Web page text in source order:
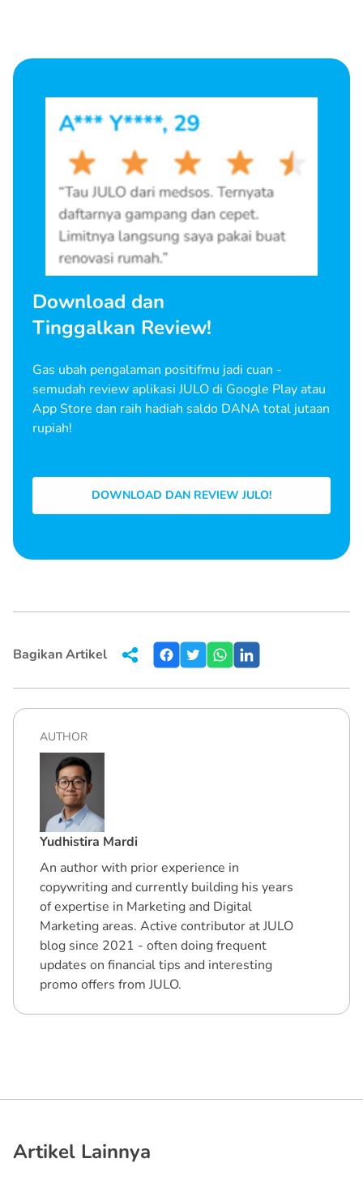
Download dan
Tinggalkan Review!
Gas ubah pengalaman positifmu jadi cuan -
semudah review aplikasi JULO di Google Play atau
App Store dan raih hadiah saldo DANA total jutaan
rupiah!
DOWNLOAD DAN REVIEW JULO!
Bagikan Artikel
AUTHOR
Yudhistira Mardi
An author with prior experience in
copywriting and currently building his years
of expertise in Marketing and Digital
Marketing areas. Active contributor at JULO
blog since 2021 - often doing frequent
updates on financial tips and interesting
promo offers from JULO.
Artikel Lainnya